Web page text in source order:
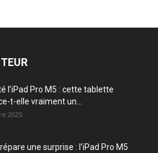
l’iPad Pro M5 : cette tablette
t-elle vraiment un...
2025
une surprise : l’iPad Pro M5